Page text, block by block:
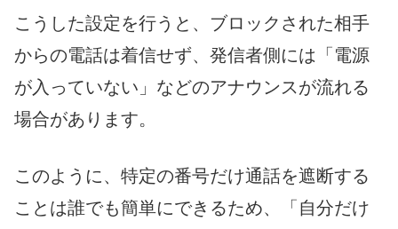
こうした設定を行うと、ブロックされた相手
からの電話は着信せず、発信者側には「電源
が入っていない」などのアナウンスが流れる
場合があります。
このように、特定の番号だけ通話を遮断する
ことは誰でも簡単にできるため、「自分だけ